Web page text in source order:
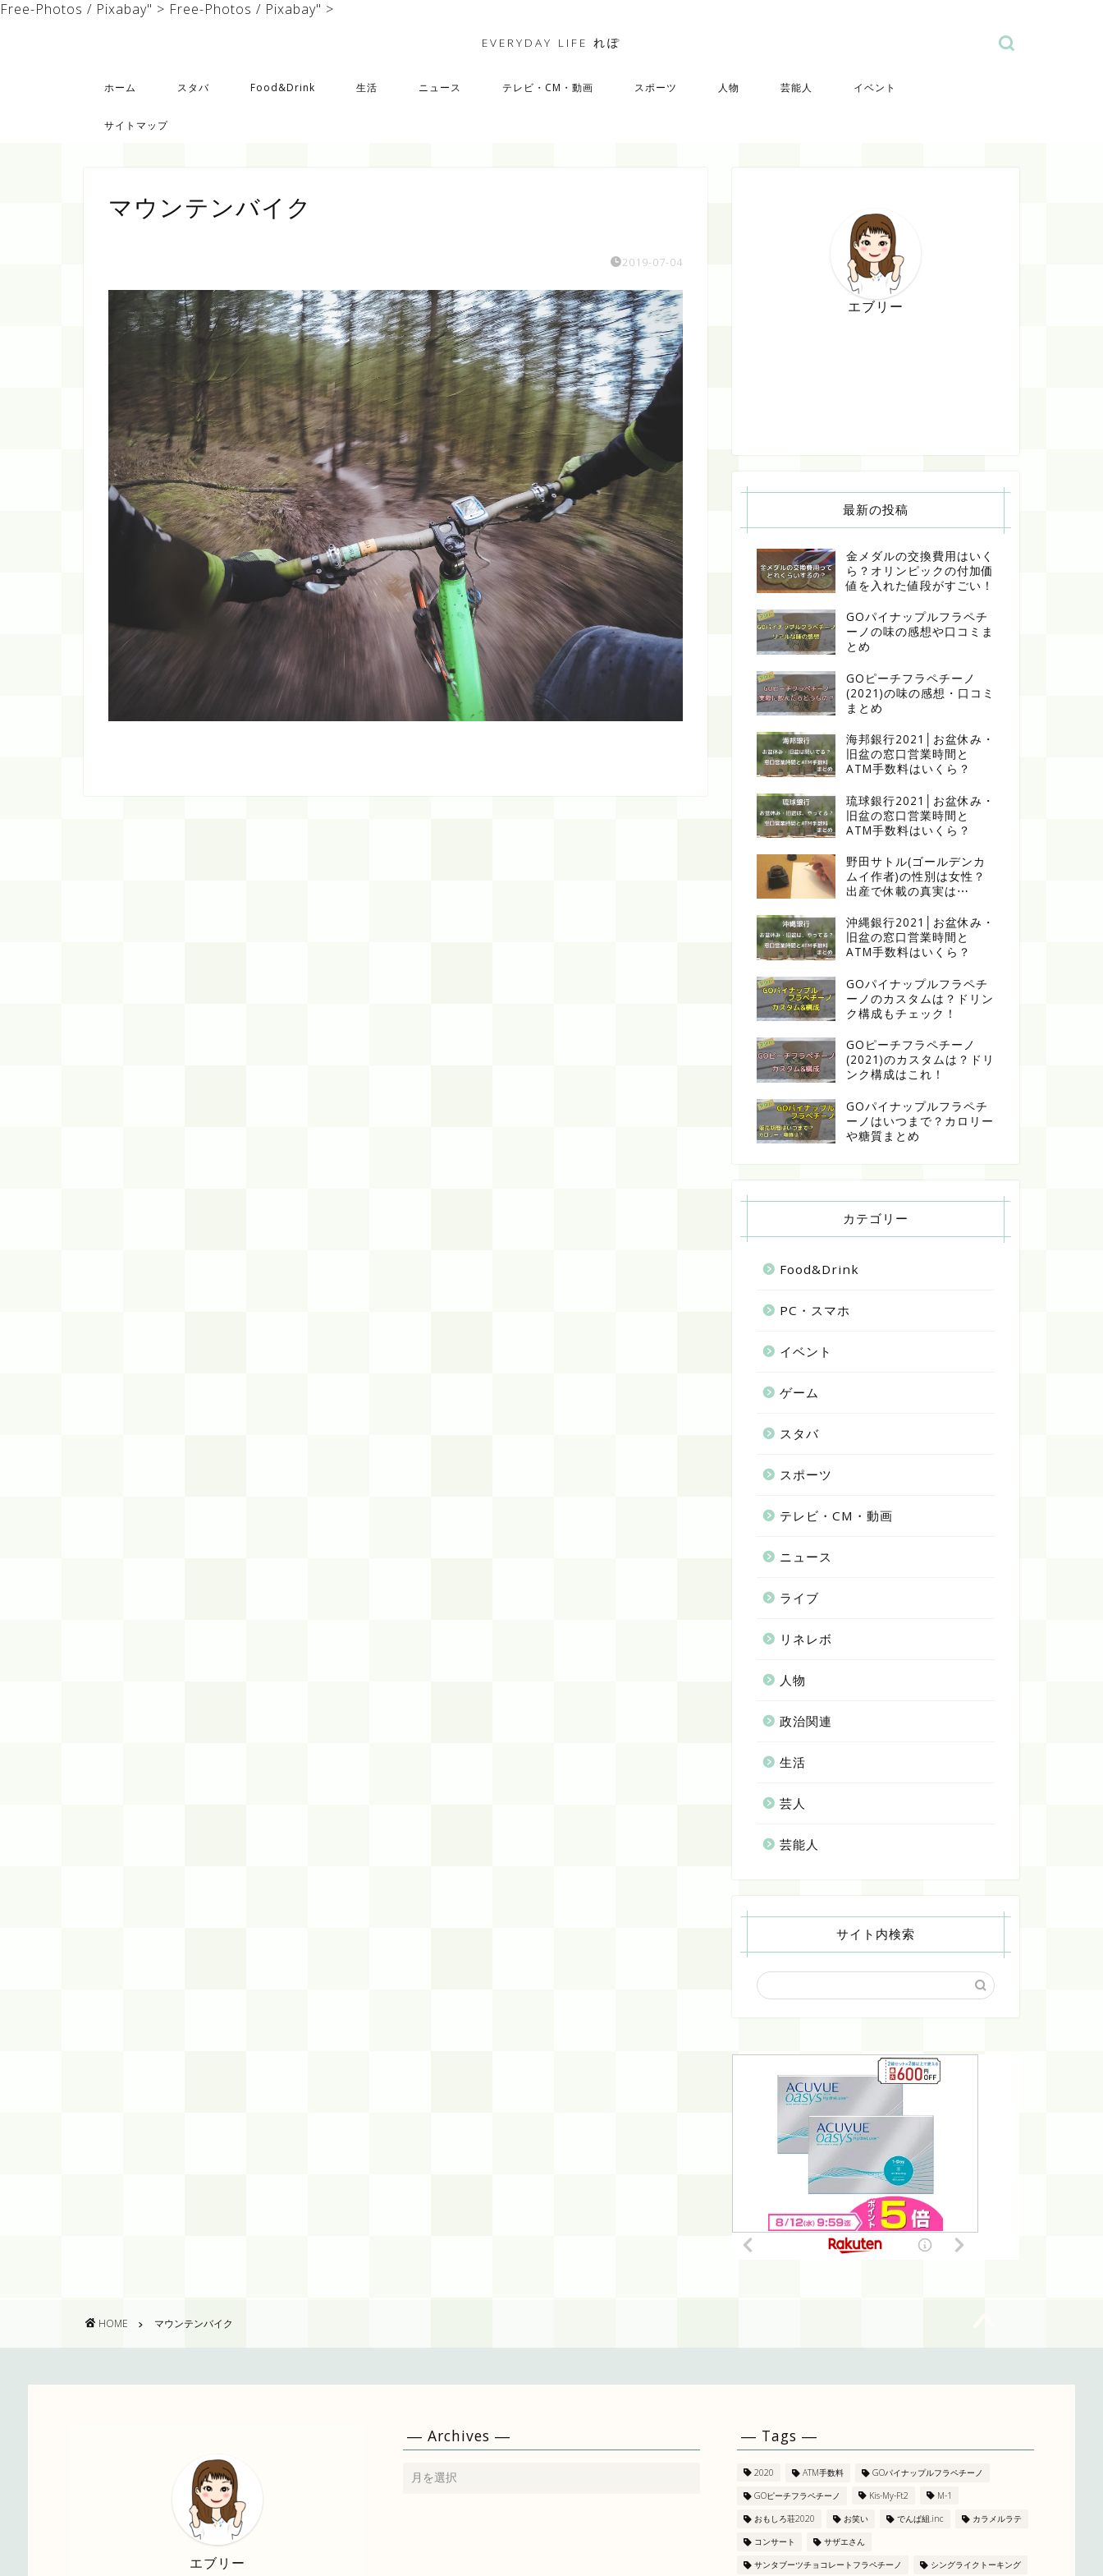
Free-Photos / Pixabay" > Free-Photos / Pixabay" >
EVERYDAY LIFE れぽ
ホーム スタバ Food&Drink 生活 ニュース テレビ・CM・動画 スポーツ 人物 芸能人 イベント
サイトマップ
マウンテンバイク
2019-07-04
エブリー
最新の投稿
金メダルの交換費用はいく
ら？オリンピックの付加価
値を入れた値段がすごい！
GOパイナップルフラペチ
ーノの味の感想や口コミま
とめ
GOピーチフラペチーノ
(2021)の味の感想・口コミ
まとめ
海邦銀行2021│お盆休み・
旧盆の窓口営業時間と
ATM手数料はいくら？
琉球銀行2021│お盆休み・
旧盆の窓口営業時間と
ATM手数料はいくら？
野田サトル(ゴールデンカ
ムイ作者)の性別は女性？
出産で休載の真実は⋯
沖縄銀行2021│お盆休み・
旧盆の窓口営業時間と
ATM手数料はいくら？
GOパイナップルフラペチ
ーノのカスタムは？ドリン
ク構成もチェック！
GOピーチフラペチーノ
(2021)のカスタムは？ドリ
ンク構成はこれ！
GOパイナップルフラペチ
ーノはいつまで？カロリー
や糖質まとめ
カテゴリー
Food&Drink
PC・スマホ
イベント
ゲーム
スタバ
スポーツ
テレビ・CM・動画
ニュース
ライブ
リネレボ
人物
政治関連
生活
芸人
芸能人
サイト内検索
HOME マウンテンバイク
エブリー
― Archives ― ― Tags ―
2020 ATM手数料
GOパイナップルフラペチーノ
GOピーチフラペチーノ
Kis-My-Ft2
M-1
おもしろ荘2020
お笑い でんぱ組.inc
カラメルラテ
コンサート
サザエさん
サンタブーツチョコレートフラペチーノ
シングライクトーキング